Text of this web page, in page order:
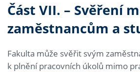
Část VII. – Svěření
zaměstnancům a
Fakulta může svěřit svým
k plnění pracovních úkolů mimo